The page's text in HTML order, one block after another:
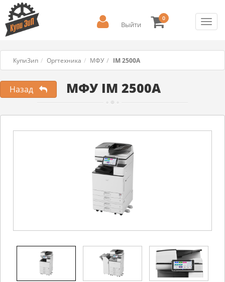
Выйти
0
КупиЗип Оргтехника МФУ IM 2500A
МФУ IM 2500A
Назад